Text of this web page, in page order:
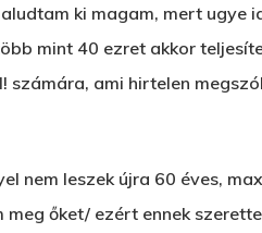
ki magam, mert ugye
mint 40 ezret akkor
számára, ami hirtelen
nem leszek újra 60 éves,
őket/ ezért ennek